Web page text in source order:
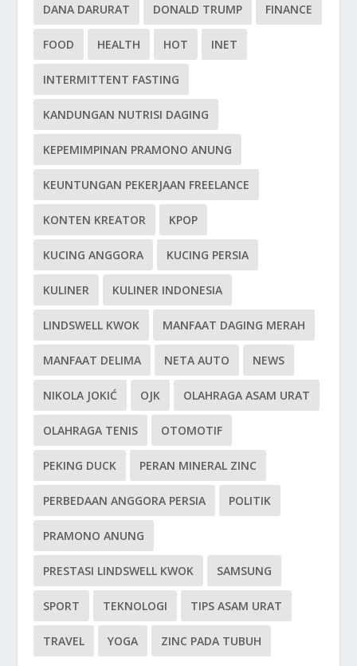
DANA DARURAT DONALD TRUMP FINANCE
FOOD HEALTH HOT INET
INTERMITTENT FASTING
KANDUNGAN NUTRISI DAGING
KEPEMIMPINAN PRAMONO ANUNG
KEUNTUNGAN PEKERJAAN FREELANCE
KONTEN KREATOR KPOP
KUCING ANGGORA KUCING PERSIA
KULINER KULINER INDONESIA
LINDSWELL KWOK MANFAAT DAGING MERAH
MANFAAT DELIMA NETA AUTO NEWS
NIKOLA JOKIĆ OJK OLAHRAGA ASAM URAT
OLAHRAGA TENIS OTOMOTIF
PEKING DUCK PERAN MINERAL ZINC
PERBEDAAN ANGGORA PERSIA POLITIK
PRAMONO ANUNG
PRESTASI LINDSWELL KWOK SAMSUNG
SPORT TEKNOLOGI TIPS ASAM URAT
TRAVEL YOGA ZINC PADA TUBUH